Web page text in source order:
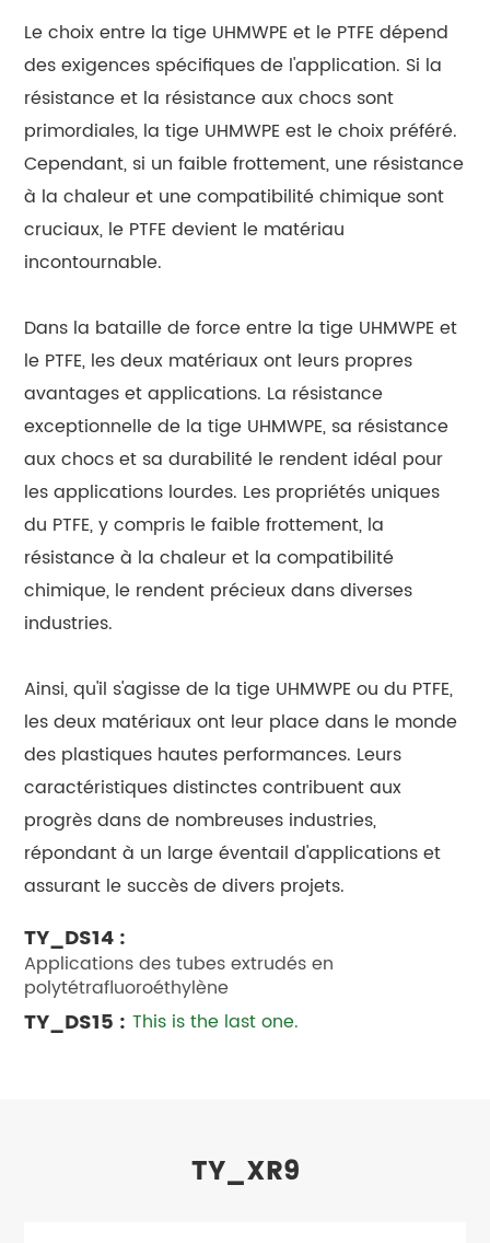
Le choix entre la tige UHMWPE et le PTFE dépend
des exigences spécifiques de l'application. Si la
résistance et la résistance aux chocs sont
primordiales, la tige UHMWPE est le choix préféré.
Cependant, si un faible frottement, une résistance
à la chaleur et une compatibilité chimique sont
cruciaux, le PTFE devient le matériau
incontournable.
Dans la bataille de force entre la tige UHMWPE et
le PTFE, les deux matériaux ont leurs propres
avantages et applications. La résistance
exceptionnelle de la tige UHMWPE, sa résistance
aux chocs et sa durabilité le rendent idéal pour
les applications lourdes. Les propriétés uniques
du PTFE, y compris le faible frottement, la
résistance à la chaleur et la compatibilité
chimique, le rendent précieux dans diverses
industries.
Ainsi, qu'il s'agisse de la tige UHMWPE ou du PTFE,
les deux matériaux ont leur place dans le monde
des plastiques hautes performances. Leurs
caractéristiques distinctes contribuent aux
progrès dans de nombreuses industries,
répondant à un large éventail d'applications et
assurant le succès de divers projets.
TY_DS14 :
Applications des tubes extrudés en
polytétrafluoroéthylène
TY_DS15 : This is the last one.
TY_XR9